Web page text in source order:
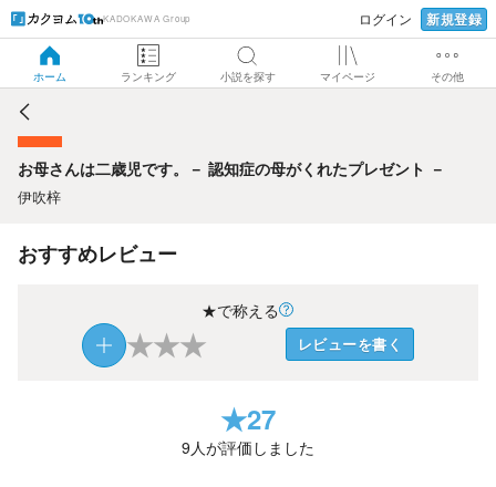
KADOKAWA Group ログイン 新規登録
ホーム ランキング 小説を探す マイページ その他
お母さんは二歳児です。－ 認知症の母がくれたプレゼント －
お母さんは二歳児です。－ 認知症の母がくれたプレゼント －
伊吹梓
おすすめレビュー
★で称える
★★★ レビューを書く
★27
9人が評価しました